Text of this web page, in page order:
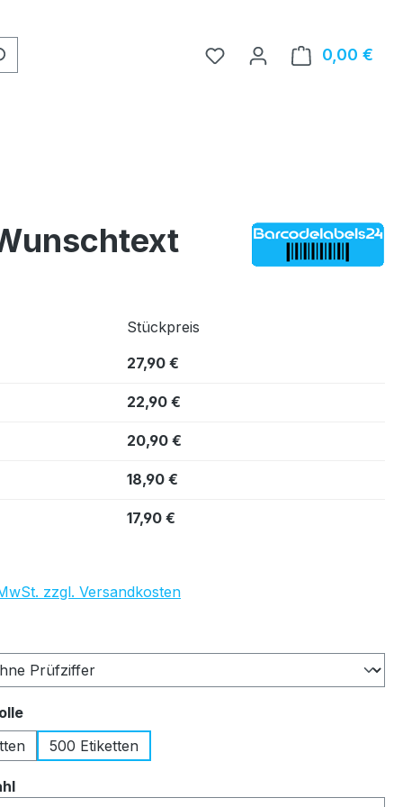
0,00 €
Stückpreis
27,90 €
22,90 €
20,90 €
18,90 €
17,90 €
zzgl. Versandkosten
auswählen
500 Etiketten
auswählen